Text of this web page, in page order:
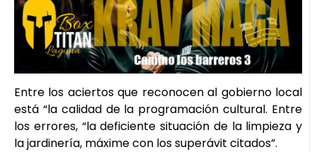
Entre los aciertos que reconocen al gobierno local
está “la calidad de la programación cultural. Entre
los errores, “la deficiente situación de la limpieza y
la jardinería, máxime con los superávit citados”.